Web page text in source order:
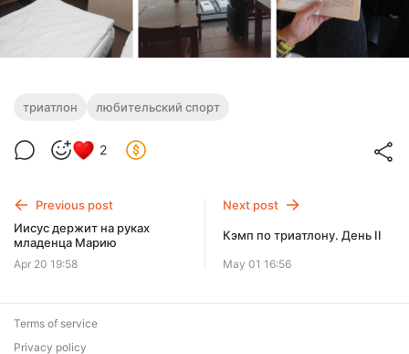
триатлон любительский спорт
2
Previous post
Иисус держит на руках
младенца Марию
Apr 20 19:58
Next post
Кэмп по триатлону. День II
May 01 16:56
Terms of service
Privacy policy